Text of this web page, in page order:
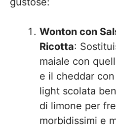
Wonton con
Ricotta:
maiale con
e il cheddar
light scolata
di limone per
morbidissimi e